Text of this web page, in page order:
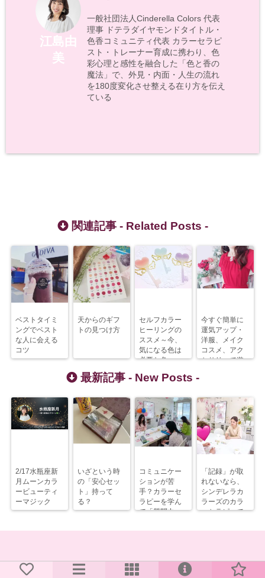
江島由
美
一般社団法人Cinderella Colors 代表
理事 ドテラダイヤモンドタイトル・
色香コミュニティ代表 カラーセラピ
スト・トレーナー育成に携わり、色
彩心理と感性を融合した「色と香の
魔法」で、外見・内面・人生の流れ
を180度変化させ整える在り方を伝え
ている
関連記事 - Related Posts -
ベストタイミ
ングでベスト
な人に会える
コツ
天からのギフ
トの見つけ方
セルフカラー
ヒーリングの
ススメ～今、
気になる色は
必要な色
今すぐ簡単に
運気アップ・
洋服、メイク
コスメ、アク
セサリーで遊
最新記事 - New Posts -
2/17水瓶座新
月ムーンカラ
ービューティ
ーマジック
いざという時
の「安心セッ
ト」持って
る？
コミュニケー
ションが苦
手？カラーセ
ラピーを学ん
で「質問力」
し！
「記録」が取
れないなら、
シンデレラカ
ラーズのカラ
ーセラピーで